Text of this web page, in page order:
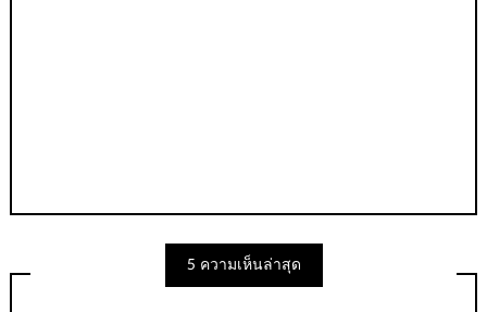
5 ความเห็นล่าสุด